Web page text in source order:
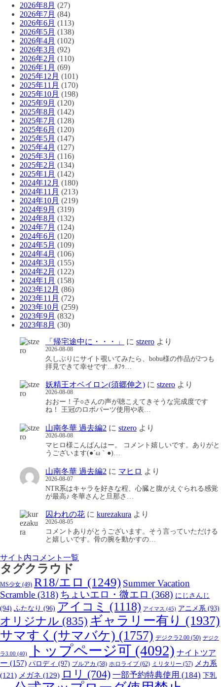
2026年8月 (27)
2026年7月 (84)
2026年6月 (113)
2026年5月 (138)
2026年4月 (102)
2026年3月 (92)
2026年2月 (110)
2026年1月 (69)
2025年12月 (101)
2025年11月 (170)
2025年10月 (198)
2025年9月 (120)
2025年8月 (142)
2025年7月 (128)
2025年6月 (120)
2025年5月 (147)
2025年4月 (127)
2025年3月 (116)
2025年2月 (134)
2025年1月 (142)
2024年12月 (180)
2024年11月 (213)
2024年10月 (219)
2024年9月 (319)
2024年8月 (132)
2024年7月 (124)
2024年6月 (120)
2024年5月 (109)
2024年4月 (106)
2024年3月 (155)
2024年2月 (122)
2024年1月 (158)
2023年12月 (86)
2023年11月 (72)
2023年10月 (259)
2023年9月 (832)
2023年8月 (30)
「帰宅途中に・・・」
に stzero より
2026-08-08
久しぶりにサイト覗いてみたら、bobu様の作品が2つも
拝見できて幸せです…ﾎﾌｩ…
妖精王オベイロン(須郷伸之) に stzero より
2026-08-08
おおー！子○さんの声が聴こえてきそうな完成度です
ね！ 王冠のロボパーツ使用や表…
山南冬華 過去編2 に stzero より
2026-08-08
マヒロ様こんばんはー。 コメント嬉しいです。ありがと
うございます(●´ω｀●)…
山南冬華 過去編2 に マヒロ より
2026-08-07
NTR系はキャラを好きな程、心臓と腹がえぐられる感覚
が最高♪ 冬華さんと旦那さ…
囚われの花 に kurezakura より
2026-08-05
コメントありがとうございます。そう言っていただける
と嬉しいです。骨の腕を動かすの…
サイト内コメント一覧
タグクラウド
MS少女 (49) R18/エロ (1249) Summer Vacation
Scramble (318) ちょいエロ・微エロ (368) にじさんじ
(94) ふたなり (96) アイコミ (1118) アイマス (45) アニメ系 (93)
オリジナル (835) ギャラリー有り (1937)
サマすく(サマバケ) (1757) デジクラ2.00 (50) デジク
ラ3.00 (40) トップページ可 (4092) ナイトツア
ー (157) パロディ (97) ブルアカ (58) ホロライブ (62) ミリタリー (57) メカ系
(121) メガネ (129) ロリ (704) 一部予約特典使用 (184) 下乳